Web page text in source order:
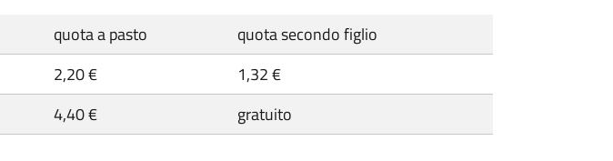
quota a pasto
quota secondo figlio
2,20 €
1,32 €
4,40 € gratuito